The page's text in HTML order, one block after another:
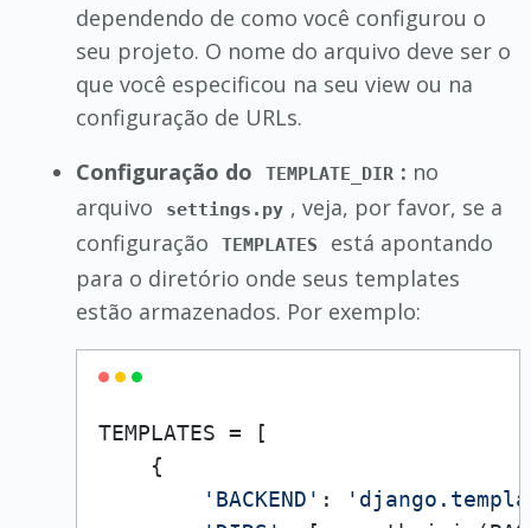
dependendo de como você configurou o
seu projeto. O nome do arquivo deve ser o
que você especificou na seu view ou na
configuração de URLs.
Configuração do
TEMPLATE_DIR : no
arquivo
settings.py , veja, por favor, se a
configuração
TEMPLATES
está apontando
para o diretório onde seus templates
estão armazenados. Por exemplo:
TEMPLATES = [
    {
'BACKEND' :